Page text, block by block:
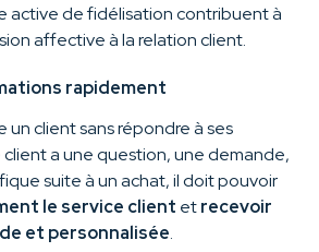
active de fidélisation contribuent à
affective à la relation client.
rapidement
un client sans répondre à ses
client a une question, une demande,
suite à un achat, il doit pouvoir
le service client etrecevoir
et personnalisée.